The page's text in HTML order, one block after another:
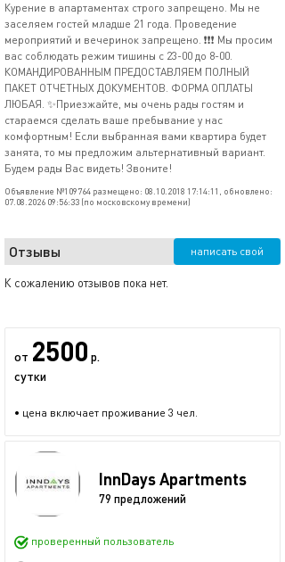
Курение в апартаментах строго запрещено. Мы не
заселяем гостей младше 21 года. Проведение
мероприятий и вечеринок запрещено. ❗️❗️❗️ Мы просим
вас соблюдать режим тишины с 23-00 до 8-00.
КОМАНДИРОВАННЫМ ПРЕДОСТАВЛЯЕМ ПОЛНЫЙ
ПАКЕТ ОТЧЕТНЫХ ДОКУМЕНТОВ. ФОРМА ОПЛАТЫ
ЛЮБАЯ. ✨Приезжайте, мы очень рады гостям и
стараемся сделать ваше пребывание у нас
комфортным! Если выбранная вами квартира будет
занята, то мы предложим альтернативный вариант.
Будем рады Вас видеть! Звоните!
Объявление №109764 размещено: 08.10.2018 17:14:11, обновлено:
07.08.2026 09:56:33 (по московскому времени)
Отзывы написать свой
К сожалению отзывов пока нет.
от 2500 р.
сутки
• цена включает проживание 3 чел.
InnDays Apartments
79 предложений
проверенный пользователь